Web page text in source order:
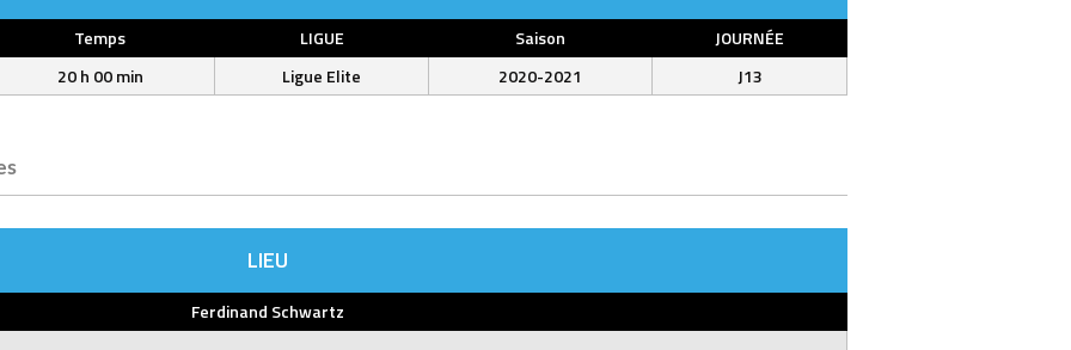
Temps LIGUE Saison
JOURNÉE
20 h 00 min
Ligue Elite 2020-2021 J13
LIEU
Ferdinand Schwartz